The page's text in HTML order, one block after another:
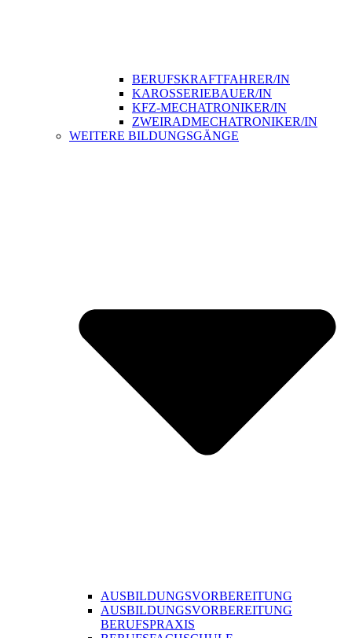
BERUFSKRAFTFAHRER/IN
KAROSSERIEBAUER/IN
KFZ-MECHATRONIKER/IN
ZWEIRADMECHATRONIKER/IN
WEITERE BILDUNGSGÄNGE
AUSBILDUNGSVORBEREITUNG
AUSBILDUNGSVORBEREITUNG
BERUFSPRAXIS